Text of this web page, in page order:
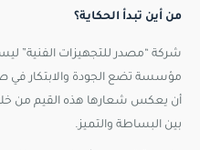
من أين تبدأ الحكاية؟
شركة “مصدر للتجهيزات الفنية”
مؤسسة تضع الجودة والابتكار في
أن يعكس شعارها هذه القيم من
بين البساطة والتميز.